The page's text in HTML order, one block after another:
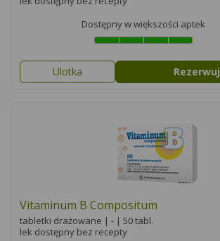
Dostępny w większości aptek
Ulotka Rezerwuj
Vitaminum B Compositum
tabletki drażowane | - | 50 tabl.
lek dostępny bez recepty